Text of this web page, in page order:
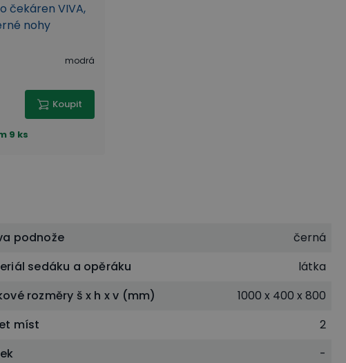
čekáren VIVA,
nohy
modrá
Koupit
9 ks
podnože
černá
sedáku a opěráku
látka
rozměry š x h x v (mm)
1000 x 400 x 800
míst
2
-